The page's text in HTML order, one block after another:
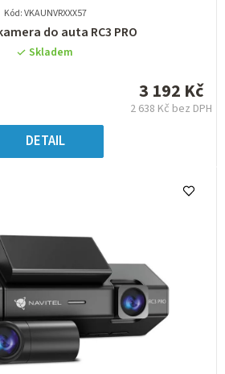
Kód: VKAUNVRXXX57
Průměrné
hodnocení
5
hvězdiček.
do auta RC3 PRO
Skladem
3 192 Kč
2 638 Kč bez DPH
DETAIL